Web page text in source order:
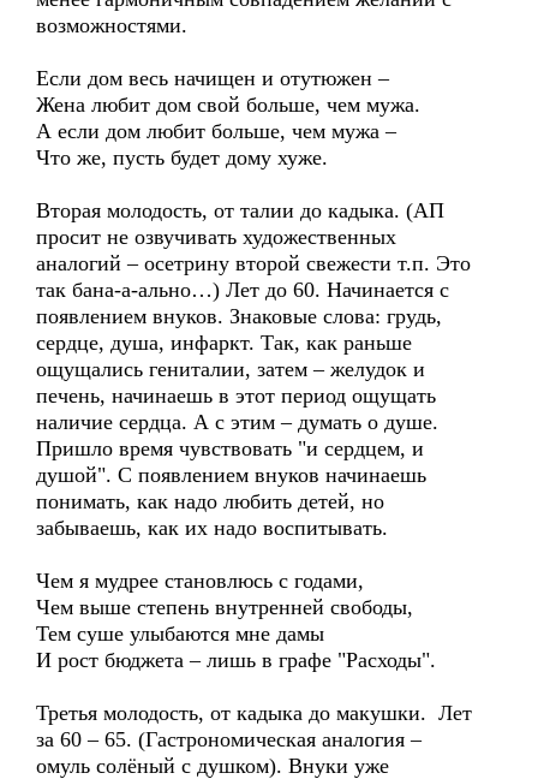
возможностями.
Если дом весь начищен и отутюжен –
Жена любит дом свой больше, чем мужа.
А если дом любит больше, чем мужа –
Что же, пусть будет дому хуже.
Вторая молодость, от талии до кадыка. (АП
просит не озвучивать художественных
аналогий – осетрину второй свежести т.п. Это
так бана-а-ально…) Лет до 60. Начинается с
появлением внуков. Знаковые слова: грудь,
сердце, душа, инфаркт. Так, как раньше
ощущались гениталии, затем – желудок и
печень, начинаешь в этот период ощущать
наличие сердца. А с этим – думать о душе.
Пришло время чувствовать "и сердцем, и
душой". С появлением внуков начинаешь
понимать, как надо любить детей, но
забываешь, как их надо воспитывать.
Чем я мудрее становлюсь с годами,
Чем выше степень внутренней свободы,
Тем суше улыбаются мне дамы
И рост бюджета – лишь в графе "Расходы".
Третья молодость, от кадыка до макушки. Лет
за 60 – 65. (Гастрономическая аналогия –
омуль солёный с душком). Внуки уже